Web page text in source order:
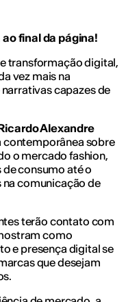
final da página!
transformação digital,
vez mais na
capazes de
Alexandre
sobre
o mercado fashion,
consumo até o
comunicação de
terão contato com
como
e presença digital se
que desejam